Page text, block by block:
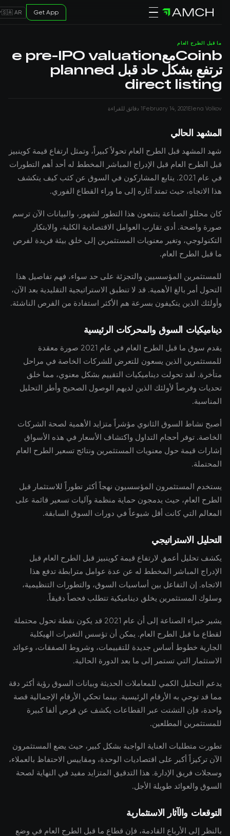
🇸🇦 AR Get App
ما قبل الطرح العام
Coinbمعe pre-IPO valuation
ترتفع بشكل حاد قبل planned
direct listing
Elena Volkov
February 14, 20211 دقائق للقراءة
المشهد الحالي
شهد المشهد قبل الطرح العام تحولاً كبيراً، وتمثل ارتفاع قيمة كوينبيز
قبل الطرح العام قبل الإدراج المباشر المخطط له أحد أهم التطورات
في عام 2021. يتابع المشاركون في السوق عن كثب كيف يتكشف
هذا الاتجاه، حيث تمتد آثاره إلى ما وراء القطاع الفوري.
كان محللو الصناعة يتتبعون هذا التطور لشهور، والبيانات الآن ترسم
صورة واضحة. أدى تقارب العوامل الاقتصادية الكلية، والابتكار
التكنولوجي، وتغير معنويات المستثمرين إلى خلق بيئة فريدة لفرص
ما قبل الطرح العام.
للمستثمرين المؤسسيين والتجزئة على حد سواء، فهم تفاصيل هذا
التحول أمر بالغ الأهمية. قد لا تنطبق الاستراتيجية التقليدية بعد الآن،
وأولئك الذين يتكيفون بسرعة هم الأكثر استفادة من الفرص الناشئة.
ديناميكيات السوق والمحركات الرئيسية
يقدم سوق ما قبل الطرح العام في عام 2021 صورة معقدة
للمستثمرين الذين يسعون للتعرض للشركات الخاصة في مراحل
متأخرة. لقد تحولت ديناميكيات التقييم بشكل معنوي، مما خلق
تحديات وفرصاً لأولئك الذين لديهم الوصول الصحيح وأطر التحليل
المناسبة.
أصبح نشاط السوق الثانوي مؤشراً متزايد الأهمية لصحة الشركات
الخاصة. توفر أحجام التداول واكتشاف الأسعار في هذه الأسواق
إشارات قيمة حول معنويات المستثمرين ونتائج تسعير الطرح العام
المحتملة.
يستخدم المستثمرون المؤسسيون نهجاً أكثر تطوراً للاستثمار قبل
الطرح العام، حيث يدمجون حماية منظمة وآليات تسعير قائمة على
المعالم التي كانت أقل شيوعاً في دورات السوق السابقة.
التحليل الاستراتيجي
يكشف تحليل أعمق لارتفاع قيمة كوينبيز قبل الطرح العام قبل
الإدراج المباشر المخطط له عن عدة عوامل مترابطة تدفع هذا
الاتجاه. إن التفاعل بين أساسيات السوق، والتطورات التنظيمية،
وسلوك المستثمرين يخلق ديناميكية تتطلب فحصاً دقيقاً.
يشير خبراء الصناعة إلى أن عام 2021 قد يكون نقطة تحول محتملة
لقطاع ما قبل الطرح العام. يمكن أن تؤسس التغيرات الهيكلية
الجارية خطوط أساس جديدة للتقييمات، وشروط الصفقات، وعوائد
الاستثمار التي تستمر إلى ما بعد الدورة الحالية.
يدعم التحليل الكمي للمعاملات الحديثة وبيانات السوق رؤية أكثر دقة
مما قد توحي به الأرقام الرئيسية. بينما تحكي الأرقام الإجمالية قصة
واحدة، فإن التشتت عبر القطاعات يكشف عن فرص ألفا كبيرة
للمستثمرين المطلعين.
تطورت متطلبات العناية الواجبة بشكل كبير، حيث يضع المستثمرون
الآن تركيزاً أكبر على اقتصاديات الوحدة، ومقاييس الاحتفاظ بالعملاء،
وسجلات فريق الإدارة. هذا التدقيق المتزايد مفيد في النهاية لصحة
السوق والعوائد طويلة الأجل.
التوقعات والآثار الاستثمارية
بالنظر إلى الأرباع القادمة، فإن قطاع ما قبل الطرح العام في وضع